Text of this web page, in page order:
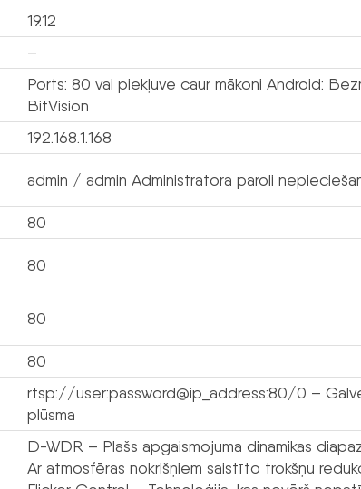
19.12
–
Ports: 80 vai piekļuve caur mākoni Android:
BitVision
192.168.1.168
admin / admin Administratora paroli
80
80
80
80
rtsp://user:password@ip_address:80/0 –
plūsma
D-WDR – Plašs apgaismojuma dinamikas
Ar atmosfēras nokrišņiem saistīto trokšņu